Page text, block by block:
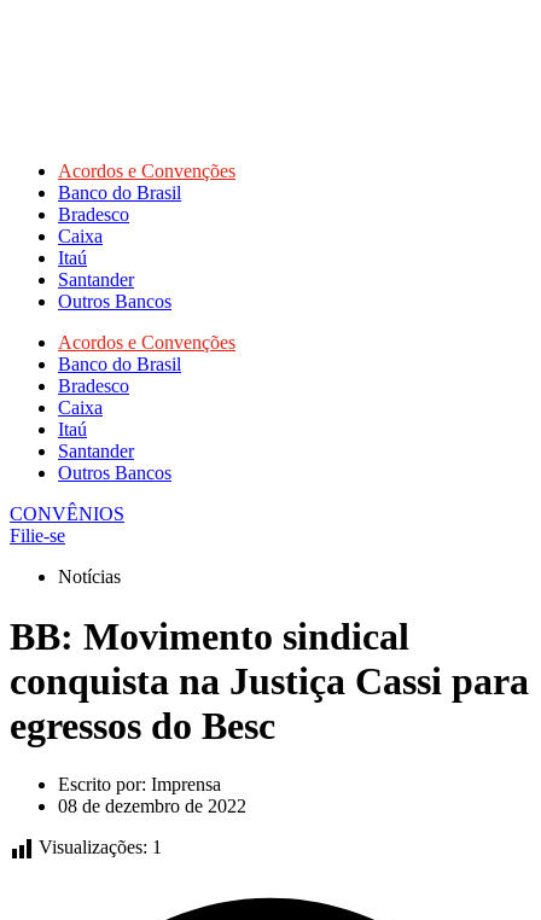
Acordos e Convenções
Banco do Brasil
Bradesco
Caixa
Itaú
Santander
Outros Bancos
Acordos e Convenções
Banco do Brasil
Bradesco
Caixa
Itaú
Santander
Outros Bancos
CONVÊNIOS
Filie-se
Notícias
BB: Movimento sindical
conquista na Justiça Cassi para
egressos do Besc
Escrito por: Imprensa
08 de dezembro de 2022
Visualizações: 1